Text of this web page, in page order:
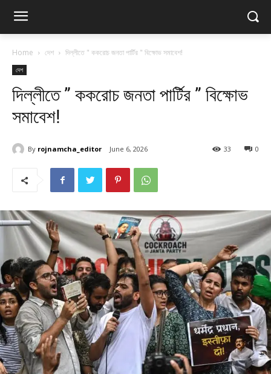
Home দেশ দিল্লীতে " ককরোচ জনতা পার্টির " বিক্ষোভ সমাবেশ!
দেশ
দিল্লীতে ” ককরোচ জনতা পার্টির ” বিক্ষোভ
সমাবেশ!
By rojnamcha_editor June 6, 2026 0
33